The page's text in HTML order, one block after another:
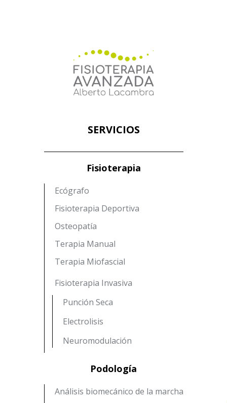
SERVICIOS
Fisioterapia
Ecógrafo
Fisioterapia Deportiva
Osteopatía
Terapia Manual
Terapia Miofascial
Fisioterapia Invasiva
Punción Seca
Electrolisis
Neuromodulación
Podología
Análisis biomecánico de la marcha